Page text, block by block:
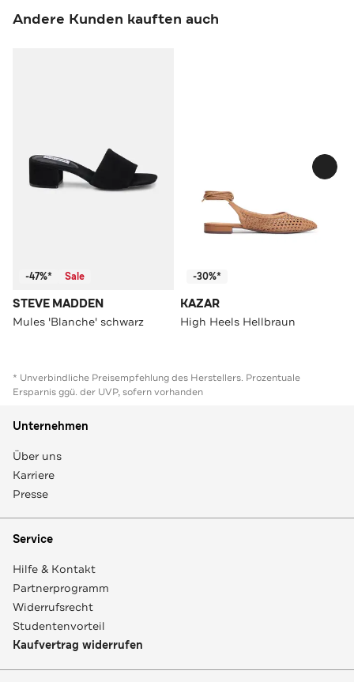
Andere Kunden kauften auch
-47%* Sale
STEVE MADDEN
Mules 'Blanche' schwarz
-30%*
KAZAR
High Heels Hellbraun
* Unverbindliche Preisempfehlung des Herstellers. Prozentuale
Ersparnis ggü. der UVP, sofern vorhanden
Unternehmen
Über uns
Karriere
Presse
Service
Hilfe & Kontakt
Partnerprogramm
Widerrufsrecht
Studentenvorteil
Kaufvertrag widerrufen